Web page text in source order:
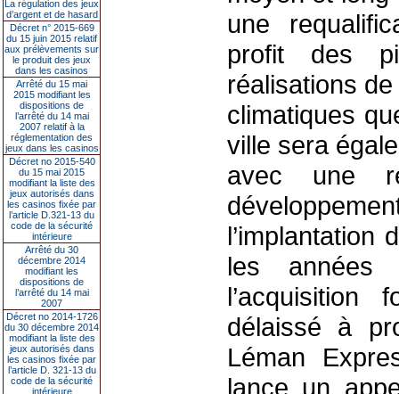
La régulation des jeux
d’argent et de hasard
Décret n° 2015-669
du 15 juin 2015 relatif
aux prélèvements sur
le produit des jeux
dans les casinos
Arrêté du 15 mai
2015 modifiant les
dispositions de
l’arrêté du 14 mai
2007 relatif à la
réglementation des
jeux dans les casinos
Décret no 2015-540
du 15 mai 2015
modifiant la liste des
jeux autorisés dans
les casinos fixée par
l’article D.321-13 du
code de la sécurité
intérieure
Arrêté du 30
décembre 2014
modifiant les
dispositions de
l’arrêté du 14 mai
2007
Décret no 2014-1726
du 30 décembre 2014
modifiant la liste des
jeux autorisés dans
les casinos fixée par
l’article D. 321-13 du
code de la sécurité
intérieure
une
profit des
réalisations
climatiques
ville sera
avec une
l’implantation
les
l’acquisition
délaissé à
Léman
lance un